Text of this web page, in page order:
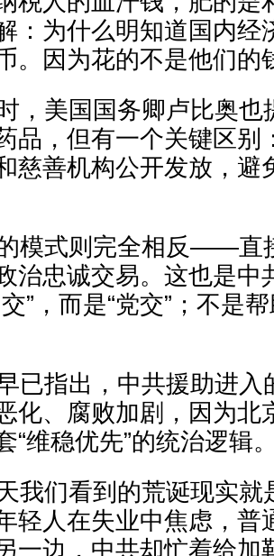
：为什么明知道国内经
。因为花的不是他们的
美国国务卿卢比奥也
品，但有一个关键区别
慈善机构公开发放，避
式则完全相反——直
治忠诚交易。这也是中
”，而是“党交”；不是
指出，中共援助进入
化、腐败加剧，因为北
“维稳优先”的统治逻辑
们看到的荒诞现实就
轻人在失业中焦虑，普
一边，中共却忙着给加